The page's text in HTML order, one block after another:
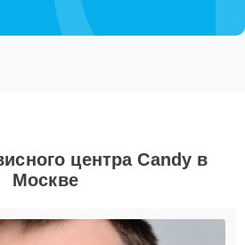
центра Candy в
Москве